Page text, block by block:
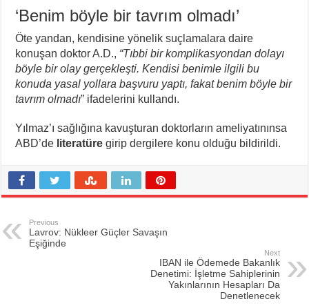
‘Benim böyle bir tavrım olmadı’
Öte yandan, kendisine yönelik suçlamalara daire
konuşan doktor A.D., “Tıbbi bir komplikasyondan dolayı
böyle bir olay gerçekleşti. Kendisi benimle ilgili bu
konuda yasal yollara başvuru yaptı, fakat benim böyle bir
tavrım olmadı” ifadelerini kullandı.
Yılmaz’ı sağlığına kavuşturan doktorların ameliyatınınsa
ABD’de literatüre girip dergilere konu olduğu bildirildi.
Previous
Lavrov: Nükleer Güçler Savaşın
Eşiğinde
Next
IBAN ile Ödemede Bakanlık
Denetimi: İşletme Sahiplerinin
Yakınlarının Hesapları Da
Denetlenecek